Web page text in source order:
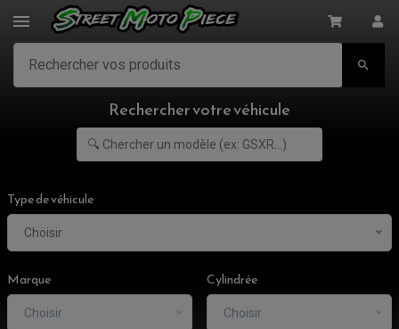

Rechercher votre véhicule
Type de véhicule
Choisir
Marque
Choisir
Cylindrée
Choisir